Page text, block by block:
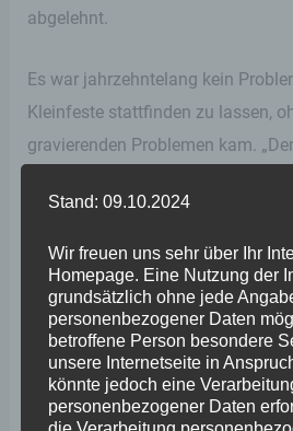
abgelehnt.
Es war jahrzehntelang kein
Kleinfeste stattfinden zu lassen,
gravierenden Problemen kam.
die Duisburger Love Parade,
regionale Dorfveranstaltungen.
den Veranstalter ab einer
den Sicherheitskosten beteiligen
aber auch entsprechende
alles stemmen. Dass aber
Dorffest organisieren wollen,
Stand: 09.10.2024
Wir freuen uns sehr über Ihr
Homepage. Eine Nutzung der
grundsätzlich ohne jede
personenbezogener Daten
betroffene Person besondere
unsere Internetseite in
könnte jedoch eine
personenbezogener Daten